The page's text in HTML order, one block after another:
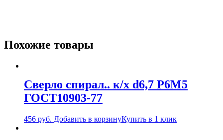
Похожие товары
Сверло спирал.. к/х d6,7 Р6М5
ГОСТ10903-77
456 руб. Добавить в корзинуКупить в 1 клик